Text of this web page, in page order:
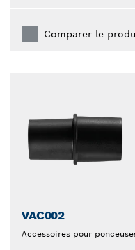
Comparer le
VAC002
Accessoires pour